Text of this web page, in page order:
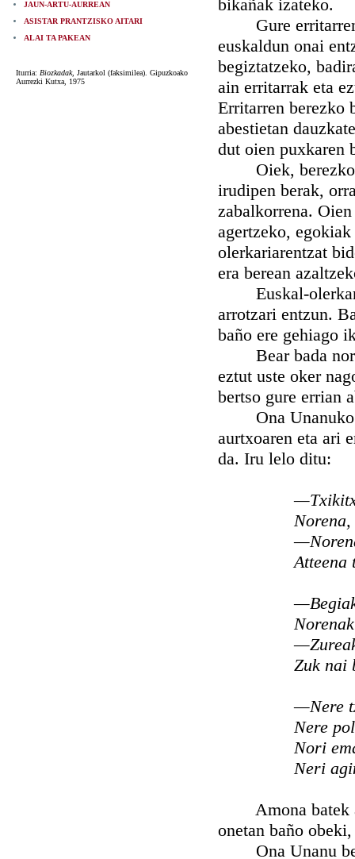
JAUN-ARTU-AURREAN
ASISTAR PRANTZISKO AITARI
ALAI TA PAKEAN
Iturria: Biozkadak, Jautarkol (faksimilea). Gipuzkoako
Aurrezki Kutxa, 1975
bikañak izateko.
Gure erritarren
euskaldun onai
begiztatzeko,
ain erritarrak eta
Erritarren berezko
abestietan
dut oien puxkaren
Oiek, berezko
irudipen berak,
zabalkorrena.
agertzeko,
olerkariarentzat
era berean
Euskal-olerkari
arrotzari entzun.
baño ere gehiago
Bear bada
eztut uste oker
bertso gure errian
Ona Unanuko
aurtxoaren eta ari
da. Iru lelo ditu:
Atteena
Zuk nai
—Nere
Nere
Nori
Neri
Amona batek
onetan baño
Ona Unanu